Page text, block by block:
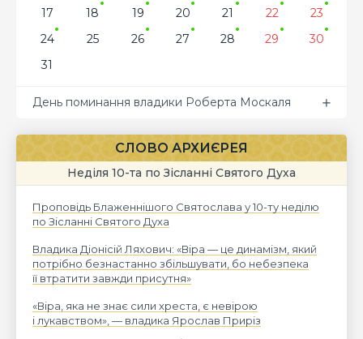
17
18 19 20 21 22
23
24
25 26 27 28 29
30
31
День поминання владики Роберта Москаля
СЛОВО АРХИЄРЕЯ
Неділя 10-та по Зісланні Святого Духа
Проповідь Блаженнішого Святослава у 10-ту неділю
по Зісланні Святого Духа
Владика Діонісій Ляхович: «Віра — це динамізм, який
потрібно безнастанно збільшувати, бо небезпека
її втратити завжди присутня»
«Віра, яка не знає сили хреста, є невірою
і лукавством», — владика Ярослав Приріз